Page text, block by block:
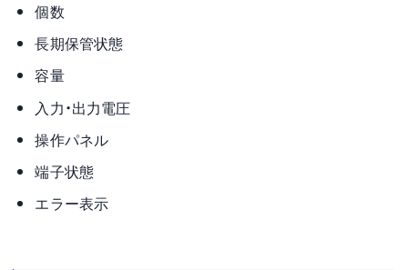
個数
長期保管状態
容量
入力・出力電圧
操作パネル
端子状態
エラー表示